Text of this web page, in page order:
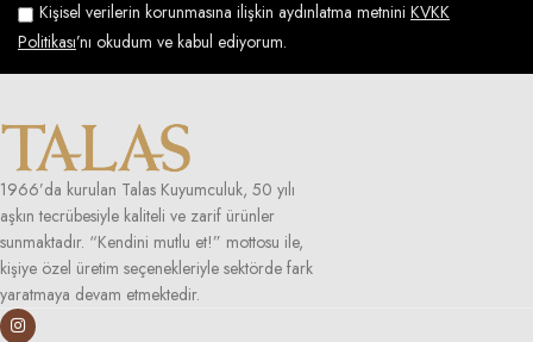
Kişisel verilerin korunmasına ilişkin aydınlatma metnini KVKK
Politikası’nı okudum ve kabul ediyorum.
1966’da kurulan Talas Kuyumculuk, 50 yılı
aşkın tecrübesiyle kaliteli ve zarif ürünler
sunmaktadır. “Kendini mutlu et!” mottosu ile,
kişiye özel üretim seçenekleriyle sektörde fark
yaratmaya devam etmektedir.